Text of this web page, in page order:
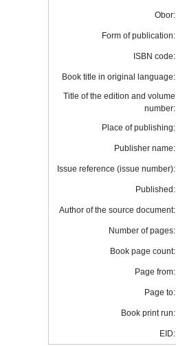
Obor:
Form of publication:
ISBN code:
Book title in original language:
Title of the edition and volume
number:
Place of publishing:
Publisher name:
Issue reference (issue number):
Published:
Author of the source document:
Number of pages:
Book page count:
Page from:
Page to:
Book print run:
EID: